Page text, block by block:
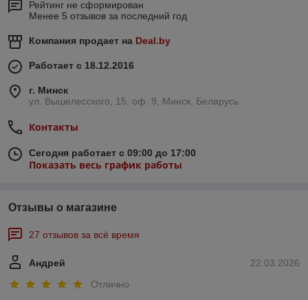
Рейтинг не сформирован
Менее 5 отзывов за последний год
Компания продает на Deal.by
Работает с 18.12.2016
г. Минск
ул. Вышелесского, 15, оф. 9, Минск, Беларусь
Контакты
Сегодня работает с 09:00 до 17:00
Показать весь график работы
Отзывы о магазине
27 отзывов за всё время
22.03.2026
Андрей
Отлично